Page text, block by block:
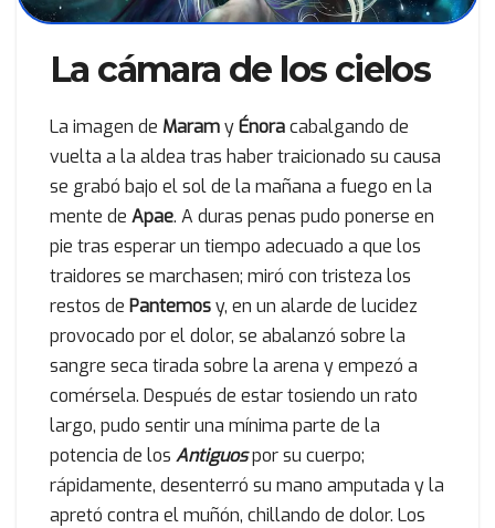
La cámara de los cielos
La imagen de MaramyÉnoracabalgando de
vuelta a la aldea tras haber traicionado su causa
se grabó bajo el sol de la mañana a fuego en la
mente de Apae. A duras penas pudo ponerse en
pie tras esperar un tiempo adecuado a que los
traidores se marchasen; miró con tristeza los
restos de Pantemosy, en un alarde de lucidez
provocado por el dolor, se abalanzó sobre la
sangre seca tirada sobre la arena y empezó a
comérsela. Después de estar tosiendo un rato
largo, pudo sentir una mínima parte de la
potencia de los Antiguospor su cuerpo;
rápidamente, desenterró su mano amputada y la
apretó contra el muñón, chillando de dolor. Los